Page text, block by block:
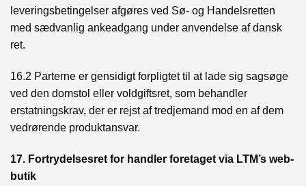
leveringsbetingelser afgøres ved Sø- og Handelsretten
med sædvanlig ankeadgang under anvendelse af dansk
ret.
16.2 Parterne er gensidigt forpligtet til at lade sig sagsøge
ved den domstol eller voldgiftsret, som behandler
erstatningskrav, der er rejst af tredjemand mod en af dem
vedrørende produktansvar.
17. Fortrydelsesret for handler foretaget via LTM’s web-
butik